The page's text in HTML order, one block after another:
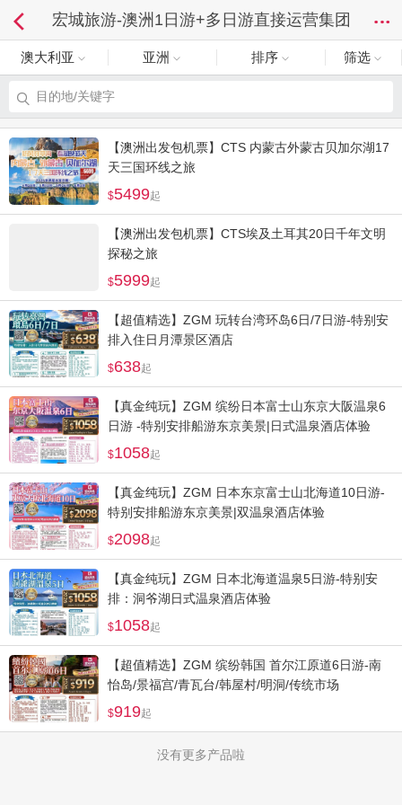
宏城旅游-澳洲1日游+多日游直接运营集团
澳大利亚 亚洲 排序 筛选
目的地/关键字
【澳洲出发包机票】CTS 内蒙古外蒙古贝加尔湖17
天三国环线之旅
5499起
【澳洲出发包机票】CTS埃及土耳其20日千年文明
探秘之旅
5999起
【超值精选】ZGM 玩转台湾环岛6日/7日游-特别安
排入住日月潭景区酒店
638起
【真金纯玩】ZGM 缤纷日本富士山东京大阪温泉6
日游 -特别安排船游东京美景|日式温泉酒店体验
1058起
【真金纯玩】ZGM 日本东京富士山北海道10日游-
特别安排船游东京美景|双温泉酒店体验
2098起
【真金纯玩】ZGM 日本北海道温泉5日游-特别安
排：洞爷湖日式温泉酒店体验
1058起
【超值精选】ZGM 缤纷韩国 首尔江原道6日游-南
怡岛/景福宫/青瓦台/韩屋村/明洞/传统市场
919起
没有更多产品啦